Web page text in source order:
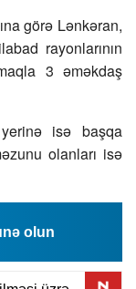
görə Lənkəran,
rayonlarının
3 əməkdaş
isə başqa
olanları isə
olun